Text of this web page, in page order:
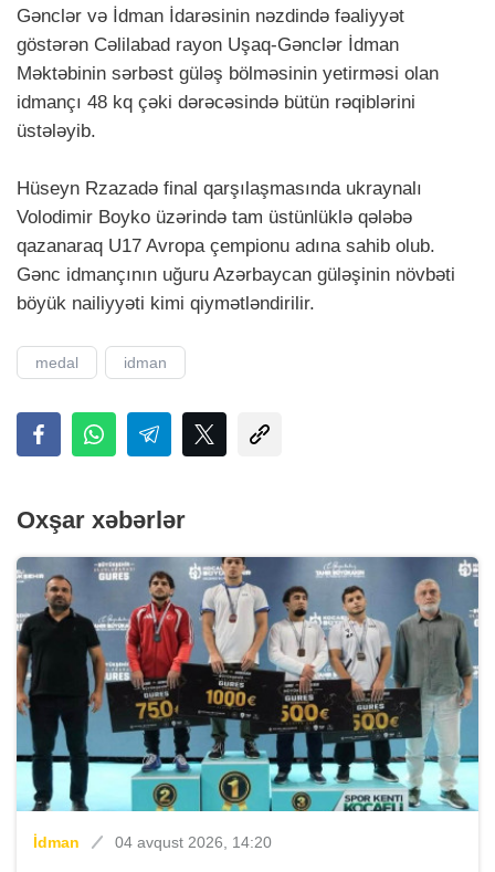
Gənclər və İdman İdarəsinin nəzdində fəaliyyət
göstərən Cəlilabad rayon Uşaq-Gənclər İdman
Məktəbinin sərbəst güləş bölməsinin yetirməsi olan
idmançı 48 kq çəki dərəcəsində bütün rəqiblərini
üstələyib.
Hüseyn Rzazadə final qarşılaşmasında ukraynalı
Volodimir Boyko üzərində tam üstünlüklə qələbə
qazanaraq U17 Avropa çempionu adına sahib olub.
Gənc idmançının uğuru Azərbaycan güləşinin növbəti
böyük nailiyyəti kimi qiymətləndirilir.
medal idman
Oxşar xəbərlər
İdman 04 avqust 2026, 14:20